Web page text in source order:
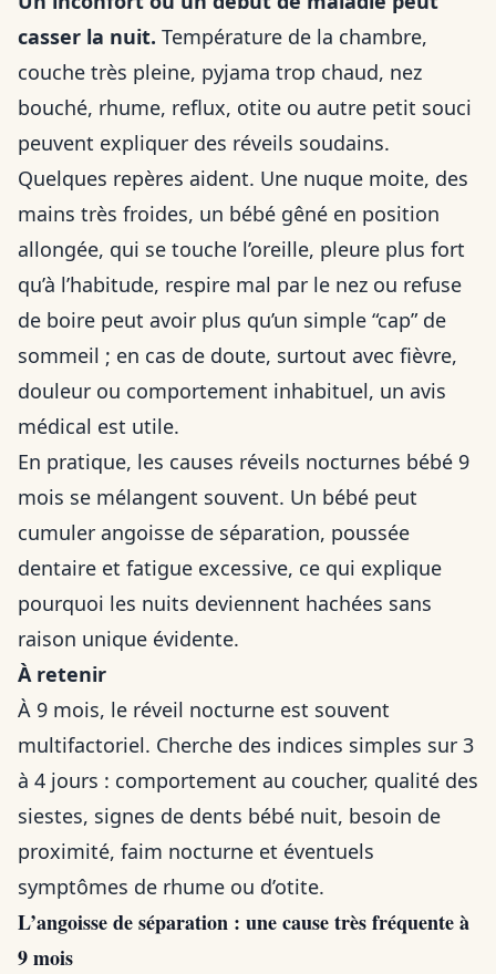
casser la nuit. Température de la chambre,
couche très pleine, pyjama trop chaud, nez
bouché, rhume, reflux, otite ou autre petit souci
peuvent expliquer des réveils soudains.
Quelques repères aident. Une nuque moite, des
mains très froides, un bébé gêné en position
allongée, qui se touche l’oreille, pleure plus fort
qu’à l’habitude, respire mal par le nez ou refuse
de boire peut avoir plus qu’un simple “cap” de
sommeil ; en cas de doute, surtout avec fièvre,
douleur ou comportement inhabituel, un avis
médical est utile.
En pratique, les causes réveils nocturnes bébé 9
mois se mélangent souvent. Un bébé peut
cumuler angoisse de séparation, poussée
dentaire et fatigue excessive, ce qui explique
pourquoi les nuits deviennent hachées sans
raison unique évidente.
À retenir
À 9 mois, le réveil nocturne est souvent
multifactoriel. Cherche des indices simples sur 3
à 4 jours : comportement au coucher, qualité des
siestes, signes de dents bébé nuit, besoin de
proximité, faim nocturne et éventuels
symptômes de rhume ou d’otite.
L’angoisse de séparation : une cause très fréquente à
9 mois